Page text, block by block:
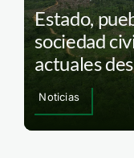
Estado,
sociedad
actuales
Noticias